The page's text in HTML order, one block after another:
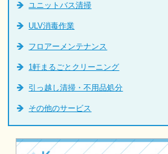
ユニットバス清掃
ULV消毒作業
フロアーメンテナンス
1軒まるごとクリーニング
引っ越し清掃・不用品処分
その他のサービス